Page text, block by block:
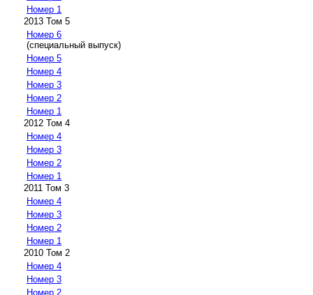
Номер 1
2013 Том 5
Номер 6
(специальный выпуск)
Номер 5
Номер 4
Номер 3
Номер 2
Номер 1
2012 Том 4
Номер 4
Номер 3
Номер 2
Номер 1
2011 Том 3
Номер 4
Номер 3
Номер 2
Номер 1
2010 Том 2
Номер 4
Номер 3
Номер 2